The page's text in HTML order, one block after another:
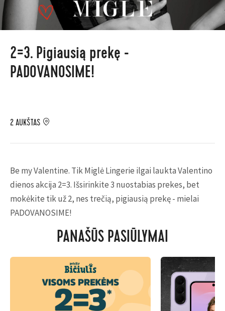
2=3. Pigiausią prekę -
PADOVANOSIME!
2 AUKŠTAS
Be my Valentine. Tik Miglė Lingerie ilgai laukta Valentino
dienos akcija 2=3. Išsirinkite 3 nuostabias prekes, bet
mokėkite tik už 2, nes trečią, pigiausią prekę - mielai
PADOVANOSIME!
PANAŠŪS PASIŪLYMAI